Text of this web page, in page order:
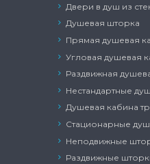
Двери в душ из
Душевая шторка
Прямая душевая
Угловая душевая
Раздвижная
Нестандартные
Душевая кабина
Стационарные
Неподвижные
Раздвижные